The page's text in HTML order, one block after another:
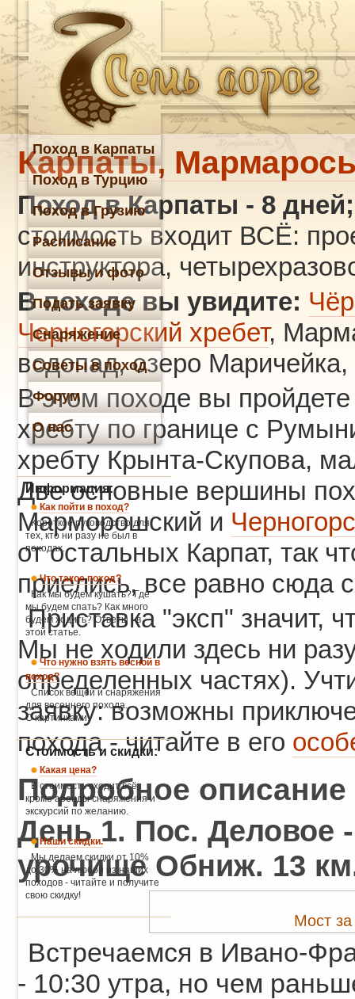
Карпаты,
Поход в Карпаты - 8
стоимость входит ВСЁ:
инструктора,
В походе вы увидите:
Черногорский хребет,
водопад, озеро
В этом походе вы
хребту по границе с
хребту Крынта-Скупова,
Две основные вершины
Марморошский и
от остальных Карпат, так
приелись, все равно сюда
Приставка "эксп" значит,
Мы не ходили здесь ни
определенных частях).
заявку: возможны
похода - читайте в его
Подробное описание
День 1. Пос. Деловое
урочище Обниж. 13
Мост
Встречаемся в Ивано-
- 10:30 утра, но чем
Поход в Карпаты
Поход в Турцию
Поход в Грузию
Расписание
Отзывы и фото
Подать заявку
Снаряжение
Советы в поход
Форум
О нас
Информация:
Как пойти в поход?
Короткое руководство для
тех, кто ни разу не был в
походах.
Что такое поход?
Как мы будем кушать? Где
мы будем спать? Как много
будем ходить? Ответы - в
этой статье.
Что нужно взять весной в
поход?
Список вещей и снаряжения
для весеннего похода.
С картинками.
Стоимость и скидки:
Какая цена?
В стоимость входит всё,
кроме аренды снаряжения и
экскурсий по желанию.
Наши скидки.
Мы делаем скидки от 10%
до 30% на любой из наших
походов - читайте и получите
свою скидку!